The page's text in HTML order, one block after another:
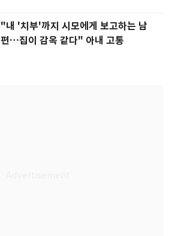
"내 '치부'까지 시모에게 보고하는 남
편…집이 감옥 같다" 아내 고통